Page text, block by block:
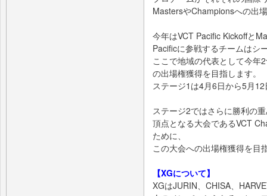
MastersやChampionsへの出
今年はVCT Pacific Kickoffと
Pacificに参戦するチームはシ
ここで地域の代表として今年
の出場権獲得を目指します。
ステージ1は4月6日から5月
ステージ2ではさらに勝利の
頂点となる大会であるVCT
ために、
この大会への出場権獲得を目
【XGについて】
XGはJURIN、CHISA、